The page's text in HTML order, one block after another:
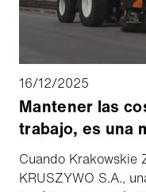
16/12/2025
Mantener las
trabajo, es una
Cuando Krakowskie
KRUSZYWO S.A.,